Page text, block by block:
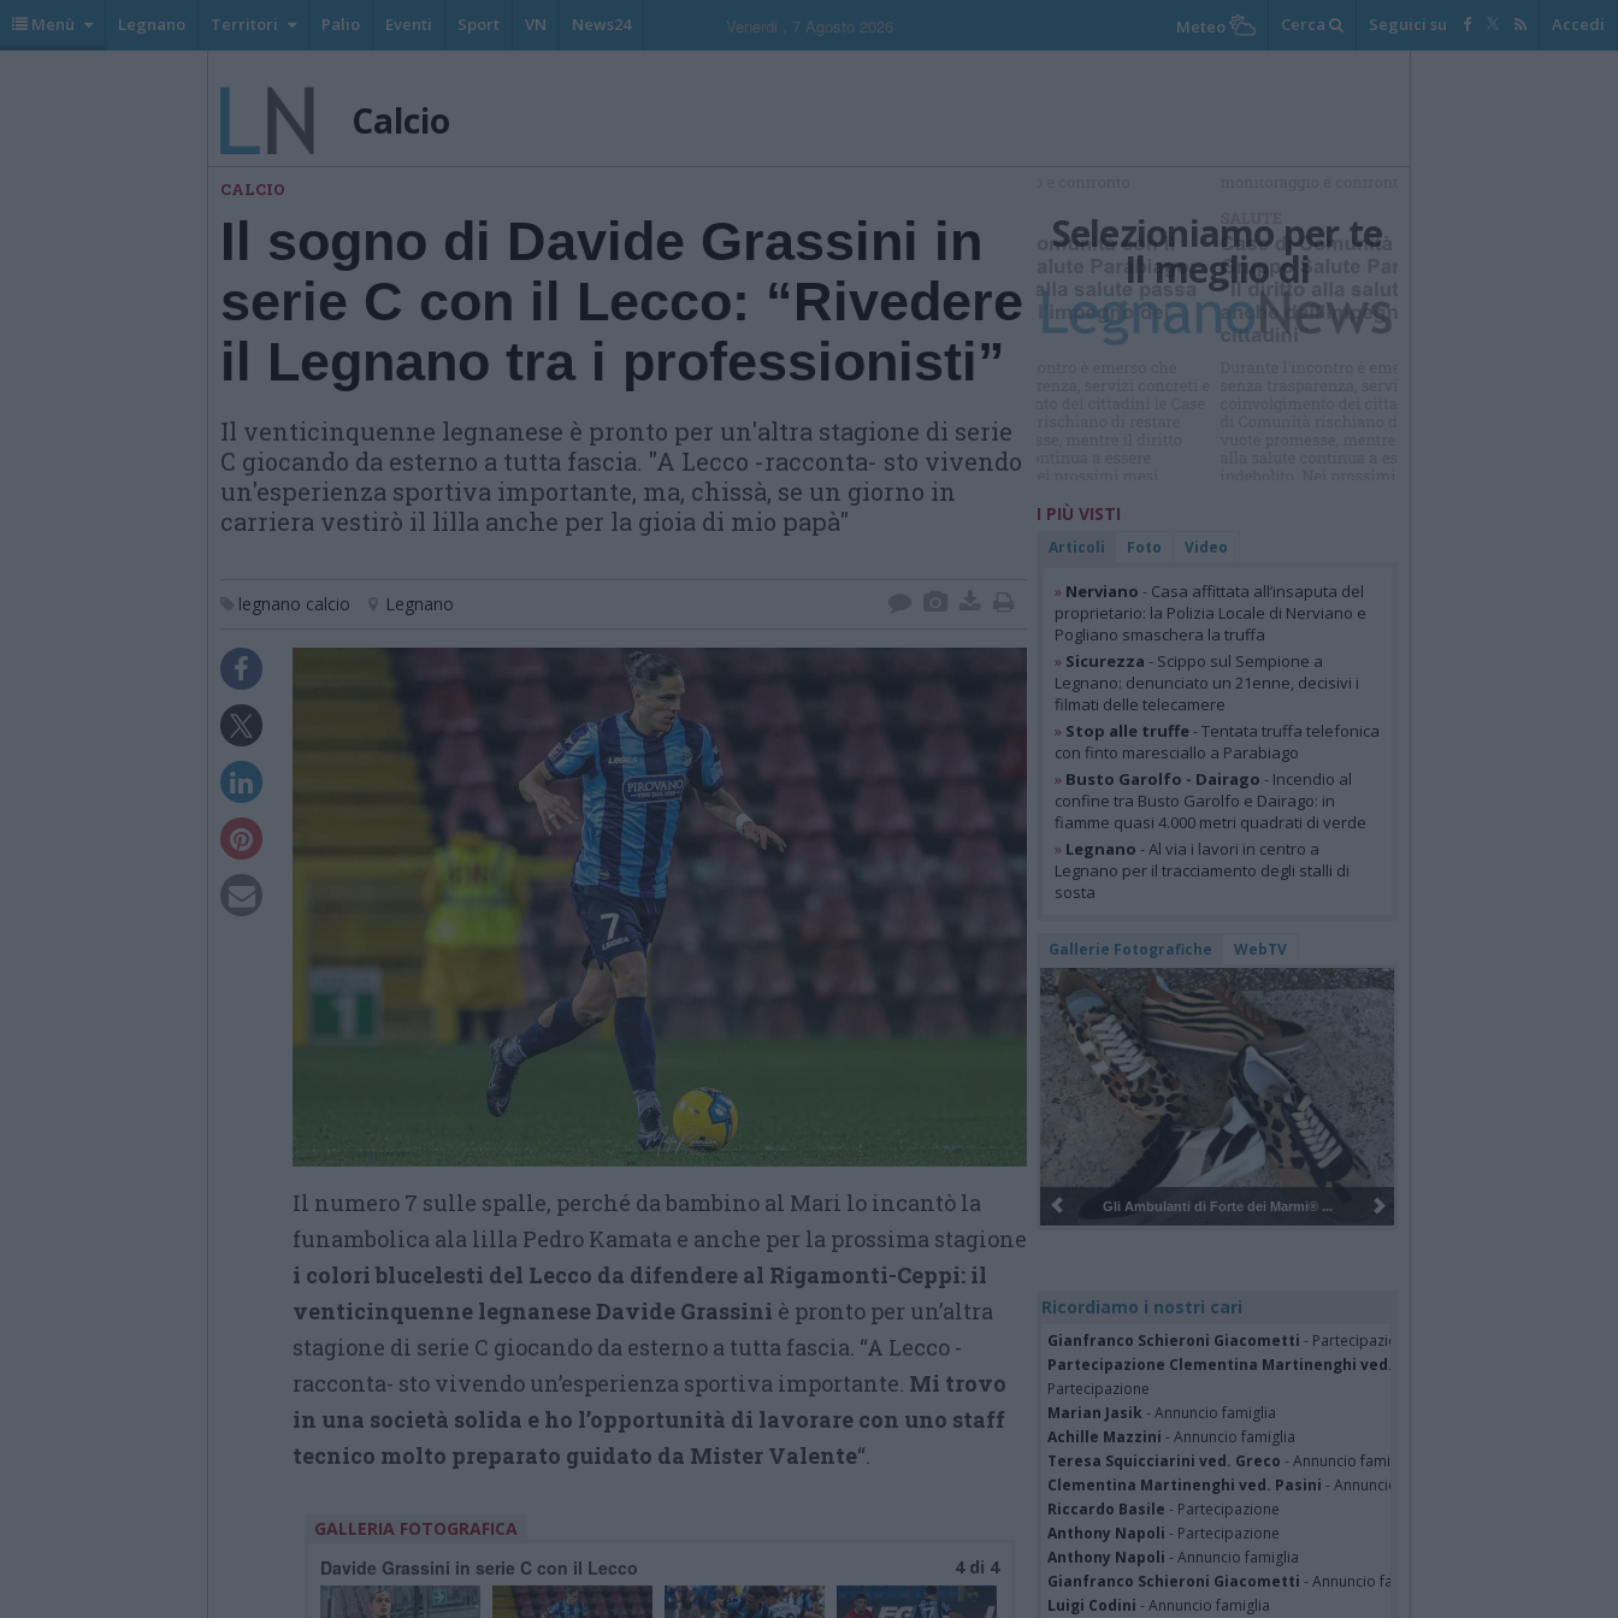
Menù Legnano Territori Palio Eventi Sport VN News24 Venerdi , 7 Agosto 2026 Meteo Cerca Seguici su Accedi
Calcio
CALCIO
Il sogno di Davide Grassini in
serie C con il Lecco: “Rivedere
il Legnano tra i professionisti”
Il venticinquenne legnanese è pronto per un'altra stagione di serie
C giocando da esterno a tutta fascia. "A Lecco -racconta- sto vivendo
un'esperienza sportiva importante, ma, chissà, se un giorno in
carriera vestirò il lilla anche per la gioia di mio papà"
legnano calcio Legnano
Il numero 7 sulle spalle, perché da bambino al Mari lo incantò la
funambolica ala lilla Pedro Kamata e anche per la prossima stagione
i colori blucelesti del Lecco da difendere al Rigamonti-Ceppi: il
venticinquenne legnanese Davide Grassini è pronto per un’altra
stagione di serie C giocando da esterno a tutta fascia. “A Lecco -
racconta- sto vivendo un’esperienza sportiva importante. Mi trovo
in una società solida e ho l’opportunità di lavorare con uno staff
tecnico molto preparato guidato da Mister Valente“.
GALLERIA FOTOGRAFICA
Davide Grassini in serie C con il Lecco 4 di 4
Selezioniamo per te
Il meglio di
I PIÙ VISTI
Articoli Foto Video
» Nerviano - Casa affittata all’insaputa del
proprietario: la Polizia Locale di Nerviano e
Pogliano smaschera la truffa
» Sicurezza - Scippo sul Sempione a
Legnano: denunciato un 21enne, decisivi i
filmati delle telecamere
» Stop alle truffe- Tentata truffa telefonica
con finto maresciallo a Parabiago
» Busto Garolfo - Dairago - Incendio al
confine tra Busto Garolfo e Dairago: in
fiamme quasi 4.000 metri quadrati di verde
» Legnano - Al via i lavori in centro a
Legnano per il tracciamento degli stalli di
sosta
Gallerie Fotografiche WebTV
Pulizia del bosco del Rugareto a ...
Ricordiamo i nostri cari
Gianfranco Schieroni Giacometti - Partecipazione
Partecipazione Clementina Martinenghi ved. Pasini Valganna 06/08/2026
Partecipazione
Marian Jasik - Annuncio famiglia
Achille Mazzini - Annuncio famiglia
Teresa Squicciarini ved. Greco - Annuncio famiglia
Clementina Martinenghi ved. Pasini - Annuncio famiglia
Riccardo Basile - Partecipazione
Anthony Napoli - Partecipazione
Anthony Napoli - Annuncio famiglia
Gianfranco Schieroni Giacometti - Annuncio famiglia
Luigi Codini - Annuncio famiglia